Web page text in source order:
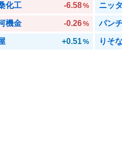
化工 -6.58% ニッタ
機金 -0.26% パン
+0.51% りそ